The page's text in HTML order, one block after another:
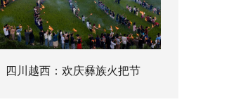
四川越西：欢庆彝族火把节